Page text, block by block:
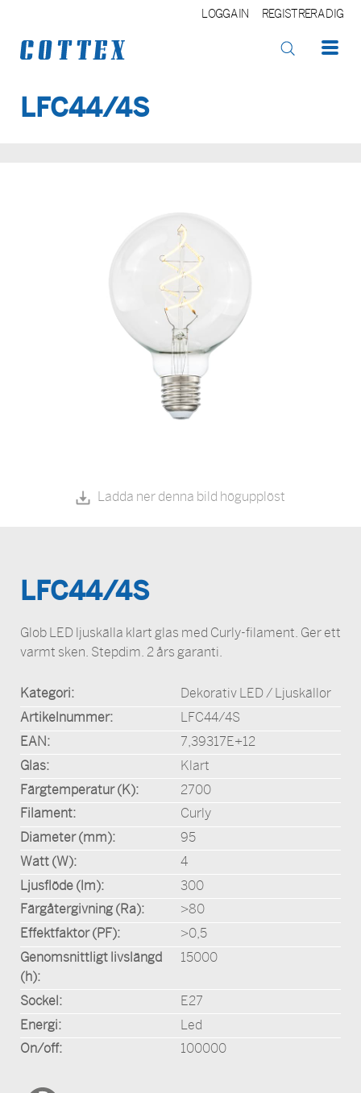
LOGGA IN REGISTRERA DIG
LFC44/4S
Ladda ner denna bild högupplöst
LFC44/4S
Glob LED ljuskälla klart glas med Curly-filament. Ger ett
varmt sken. Stepdim. 2 års garanti.
Kategori:
Dekorativ LED / Ljuskällor
Artikelnummer:
LFC44/4S
EAN:
7,39317E+12
Glas:
Klart
Färgtemperatur (K):
2700
Filament:
Curly
Diameter (mm):
95
Watt (W):
4
Ljusflöde (lm):
300
Färgåtergivning (Ra):
>80
Effektfaktor (PF):
>0,5
Genomsnittligt livslängd
(h):
15000
Sockel:
E27
Energi:
Led
On/off:
100000